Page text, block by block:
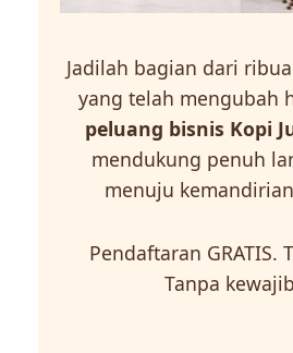
Jadilah bagian dari
yang telah mengubah
peluang bisnis Kopi
mendukung penuh
menuju
Pendaftaran GRATIS.
Tanpa